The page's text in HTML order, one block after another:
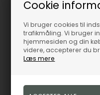
Cookie
Vi bruger cookies til
trafikmåling. Vi bruger
hjemmesiden og din
videre, accepterer du
Læs mere